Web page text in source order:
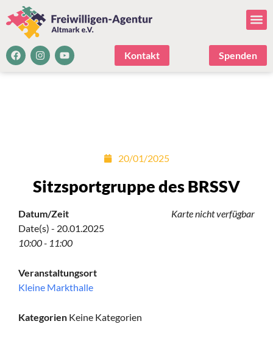
Kontakt Spenden
20/01/2025
Sitzsportgruppe des BRSSV
Karte nicht verfügbar
Datum/Zeit
Date(s) - 20.01.2025
10:00 - 11:00
Veranstaltungsort
Kleine Markthalle
Kategorien Keine Kategorien